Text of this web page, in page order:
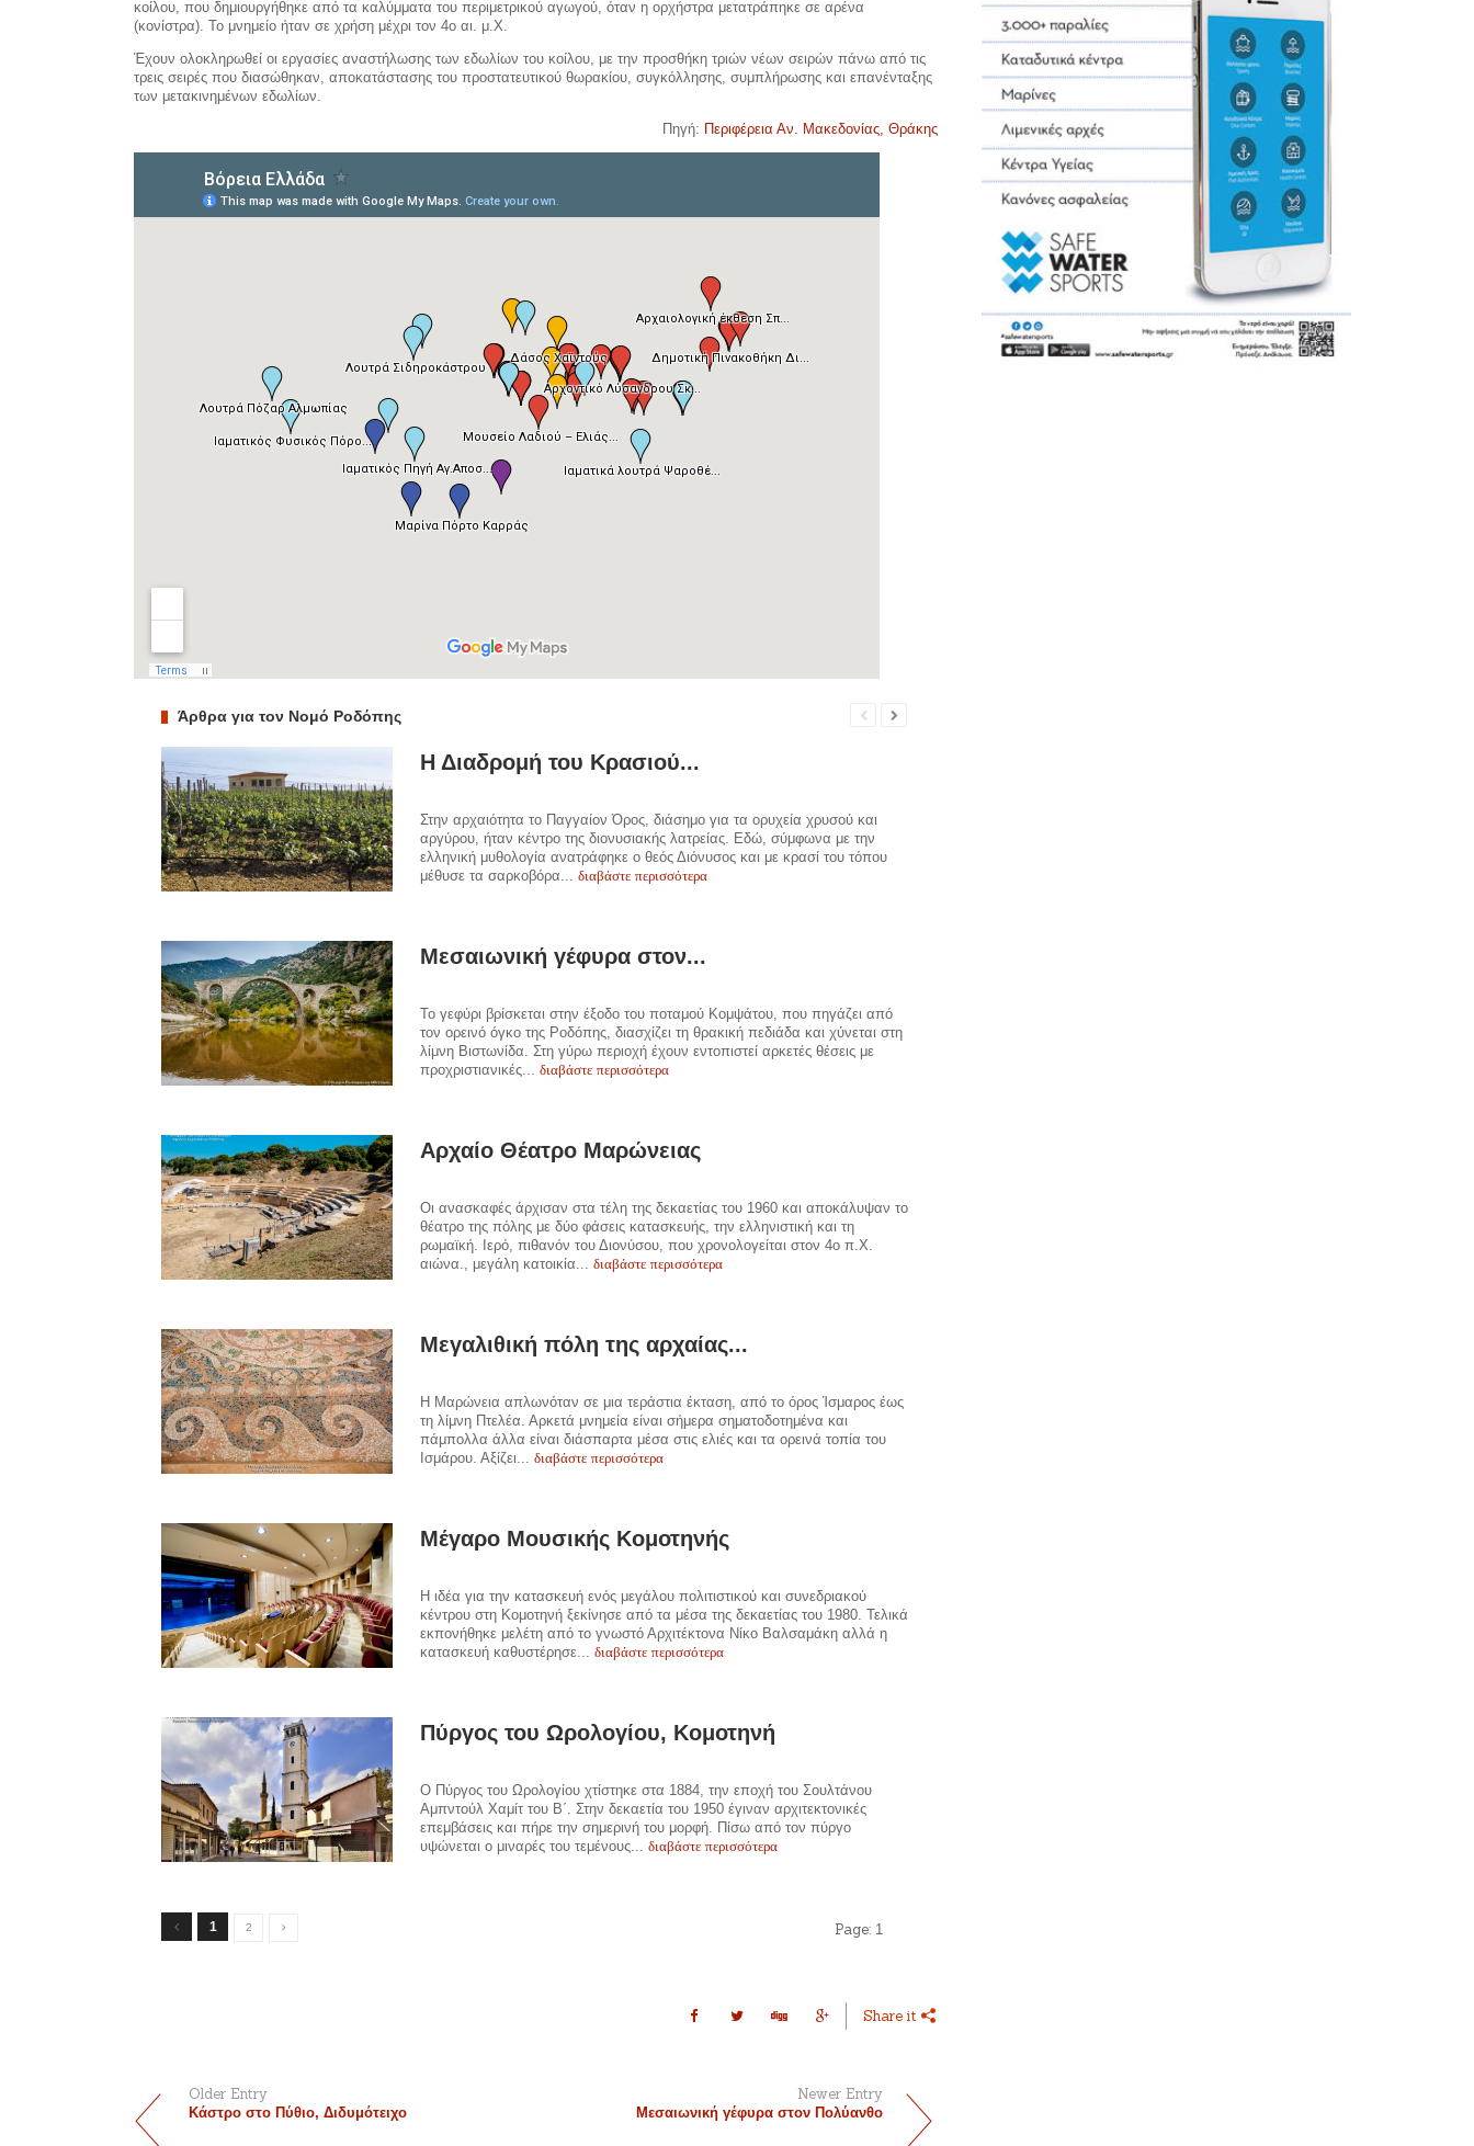
κοίλου, που δημιουργήθηκε από τα καλύμματα του περιμετρικού αγωγού, όταν η ορχήστρα μετατράπηκε σε αρένα
(κονίστρα). Το μνημείο ήταν σε χρήση μέχρι τον 4ο αι. μ.Χ.
Έχουν ολοκληρωθεί οι εργασίες αναστήλωσης των εδωλίων του κοίλου, με την προσθήκη τριών νέων σειρών πάνω από τις
τρεις σειρές που διασώθηκαν, αποκατάστασης του προστατευτικού θωρακίου, συγκόλλησης, συμπλήρωσης και επανένταξης
των μετακινημένων εδωλίων.
Πηγή: Περιφέρεια Αν. Μακεδονίας, Θράκης
Άρθρα για τον Νομό Ροδόπης
Η Διαδρομή του Κρασιού...
Στην αρχαιότητα το Παγγαίον Όρος, διάσημο για τα ορυχεία χρυσού και
αργύρου, ήταν κέντρο της διονυσιακής λατρείας. Εδώ, σύμφωνα με την
ελληνική μυθολογία ανατράφηκε ο θεός Διόνυσος και με κρασί του τόπου
μέθυσε τα σαρκοβόρα...διαβάστε περισσότερα
Μεσαιωνική γέφυρα στον...
Το γεφύρι βρίσκεται στην έξοδο του ποταμού Κομψάτου, που πηγάζει από
τον ορεινό όγκο της Ροδόπης, διασχίζει τη θρακική πεδιάδα και χύνεται στη
λίμνη Βιστωνίδα. Στη γύρω περιοχή έχουν εντοπιστεί αρκετές θέσεις με
προχριστιανικές...διαβάστε περισσότερα
Αρχαίο Θέατρο Μαρώνειας
Οι ανασκαφές άρχισαν στα τέλη της δεκαετίας του 1960 και αποκάλυψαν το
θέατρο της πόλης με δύο φάσεις κατασκευής, την ελληνιστική και τη
ρωμαϊκή. Ιερό, πιθανόν του Διονύσου, που χρονολογείται στον 4ο π.Χ.
αιώνα., μεγάλη κατοικία...διαβάστε περισσότερα
Μεγαλιθική πόλη της αρχαίας...
Η Μαρώνεια απλωνόταν σε μια τεράστια έκταση, από το όρος Ίσμαρος έως
τη λίμνη Πτελέα. Αρκετά μνημεία είναι σήμερα σηματοδοτημένα και
πάμπολλα άλλα είναι διάσπαρτα μέσα στις ελιές και τα ορεινά τοπία του
Ισμάρου. Αξίζει...διαβάστε περισσότερα
Μέγαρο Μουσικής Κομοτηνής
Η ιδέα για την κατασκευή ενός μεγάλου πολιτιστικού και συνεδριακού
κέντρου στη Κομοτηνή ξεκίνησε από τα μέσα της δεκαετίας του 1980. Τελικά
εκπονήθηκε μελέτη από το γνωστό Αρχιτέκτονα Νίκο Βαλσαμάκη αλλά η
κατασκευή καθυστέρησε...διαβάστε περισσότερα
Πύργος του Ωρολογίου, Κομοτηνή
Ο Πύργος του Ωρολογίου χτίστηκε στα 1884, την εποχή του Σουλτάνου
Αμπντούλ Χαμίτ του Β΄. Στην δεκαετία του 1950 έγιναν αρχιτεκτονικές
επεμβάσεις και πήρε την σημερινή του μορφή. Πίσω από τον πύργο
υψώνεται ο μιναρές του τεμένους...διαβάστε περισσότερα
1 2 Page: 1
Share it
Older Entry
Κάστρο στο Πύθιο, Διδυμότειχο
Newer Entry
Μεσαιωνική γέφυρα στον Πολύανθο